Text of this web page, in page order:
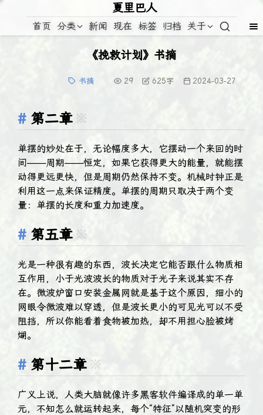
夏里巴人
首页 分类 新闻 现在 标签 归档 关于
《挽救计划》书摘
书摘 29 625字 2024-03-27
第二章
单摆的妙处在于，无论幅度多大，它摆动一个来回的时
间——周期——恒定，如果它获得更大的能量，就能摆
动得更远更快，但是周期仍然保持不变。机械时钟正是
利用这一点来保证精度。单摆的周期只取决于两个变
量：单摆的长度和重力加速度。
第五章 ※
光是一种很有趣的东西，波长决定它能否跟什么物质相
互作用，小于光波波长的物质对于光子来说其实不存
在。微波炉窗口安装金属网就是基于这个原因，细小的
网眼令微波难以穿透，但是波长更小的可见光可以不受
阻挡，所以你能看着食物被加热，却不用担心脸被烤
煳。
第十二章 ※
广义上说，人类大脑就像许多黑客软件编译成的单一单
元，不知怎么就运转起来，每个“特征”以随机突变的形